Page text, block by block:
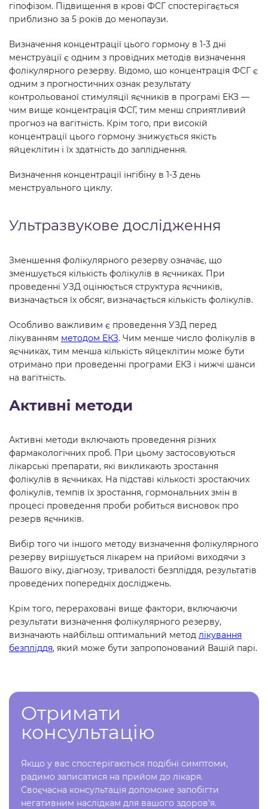
гіпофізом. Підвищення в крові ФСГ спостерігається
приблизно за 5 років до менопаузи.
Визначення концентрації цього гормону в 1-3 дні
менструації є одним з провідних методів визначення
фолікулярного резерву. Відомо, що концентрація ФСГ є
одним з прогностичних ознак результату
контрольованої стимуляції яєчників в програмі ЕКЗ —
чим вище концентрація ФСГ, тим менш сприятливий
прогноз на вагітність. Крім того, при високій
концентрації цього гормону знижується якість
яйцеклітин і їх здатність до запліднення.
Визначення концентрації інгібіну в 1-3 день
менструального циклу.
Ультразвукове дослідження
Зменшення фолікулярного резерву означає, що
зменшується кількість фолікулів в яєчниках. При
проведенні УЗД оцінюється структура яєчників,
визначається їх обсяг, визначається кількість фолікулів.
Особливо важливим є проведення УЗД перед
лікуванням методом ЕКЗ. Чим менше число фолікулів в
яєчниках, тим менша кількість яйцеклітин може бути
отримано при проведенні програми ЕКЗ і нижчі шанси
на вагітність.
Активні методи
Активні методи включають проведення різних
фармакологічних проб. При цьому застосовуються
лікарські препарати, які викликають зростання
фолікулів в яєчниках. На підставі кількості зростаючих
фолікулів, темпів їх зростання, гормональних змін в
процесі проведення проби робиться висновок про
резерв яєчників.
Вибір того чи іншого методу визначення фолікулярного
резерву вирішується лікарем на прийомі виходячи з
Вашого віку, діагнозу, тривалості безпліддя, результатів
проведених попередніх досліджень.
Крім того, перераховані вище фактори, включаючи
результати визначення фолікулярного резерву,
визначають найбільш оптимальний метод лікування
безпліддя, який може бути запропонований Вашій парі.
Отримати
консультацію
Якщо у вас спостерігаються подібні симптоми,
радимо записатися на прийом до лікаря.
Своєчасна консультація допоможе запобігти
негативним наслідкам для вашого здоров'я.